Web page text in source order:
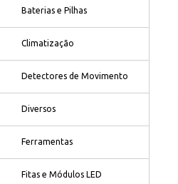
Baterias e Pilhas
Climatização
Detectores de Movimento
Diversos
Ferramentas
Fitas e Módulos LED